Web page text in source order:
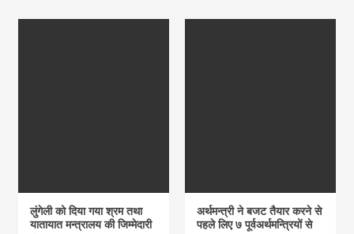
लुंगेली को दिया गया श्रम तथा
यातायात मन्त्रालय की जिम्मेदारी
अर्थमन्त्री ने बजट तैयार करने से
पहले लिए ७ पूर्वअर्थमन्त्रियों से